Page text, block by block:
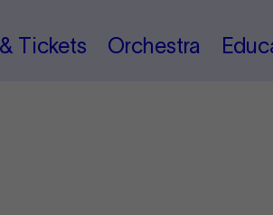
Tickets Orchestra